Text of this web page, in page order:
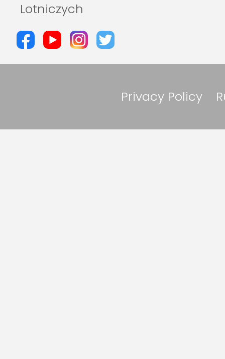
Lotniczych
Privacy Policy